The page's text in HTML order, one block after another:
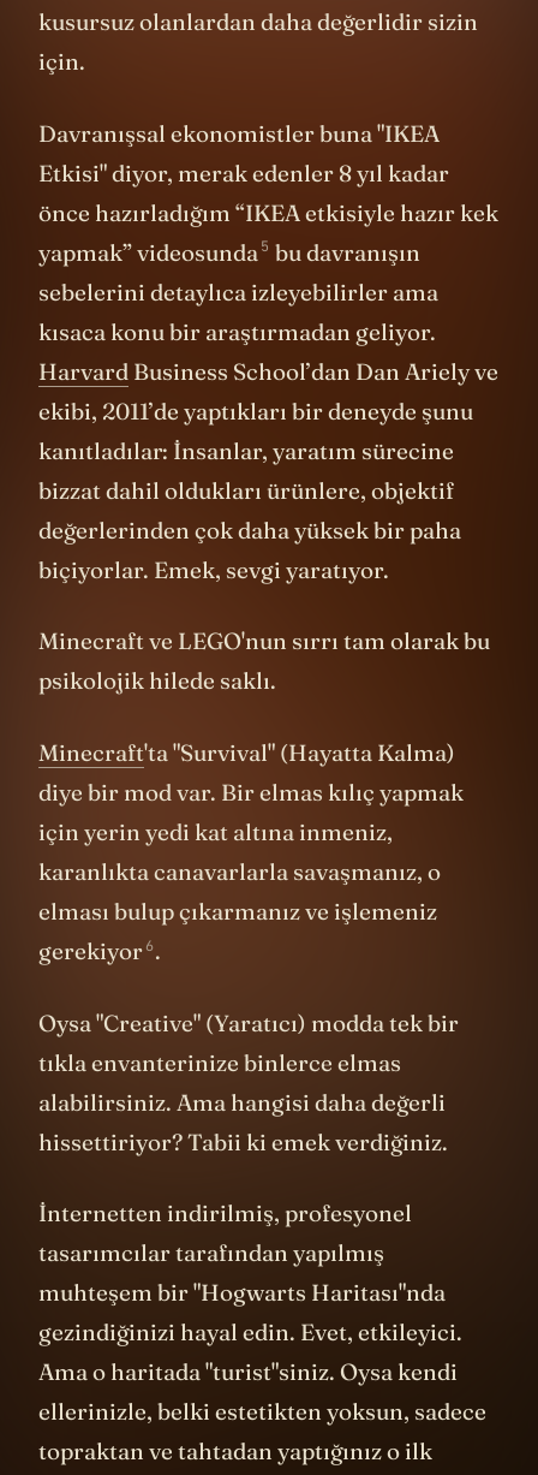
kusursuz olanlardan daha değerlidir sizin
için.
Davranışsal ekonomistler buna "IKEA
Etkisi" diyor, merak edenler 8 yıl kadar
önce hazırladığım “IKEA etkisiyle hazır kek
yapmak”videosunda 5 bu davranışın
sebelerini detaylıca izleyebilirler ama
kısaca konu bir araştırmadan geliyor.
Harvard Business School’dan Dan Ariely ve
ekibi, 2011’de yaptıkları bir deneyde şunu
kanıtladılar: İnsanlar, yaratım sürecine
bizzat dahil oldukları ürünlere, objektif
değerlerinden çok daha yüksek bir paha
biçiyorlar. Emek, sevgi yaratıyor.
Minecraft ve LEGO'nun sırrı tam olarak bu
psikolojik hilede saklı.
Minecraft'ta "Survival" (Hayatta Kalma)
diye bir mod var. Bir elmas kılıç yapmak
için yerin yedi kat altına inmeniz,
karanlıkta canavarlarla savaşmanız, o
elması bulup çıkarmanız ve işlemeniz
gerekiyor6.
Oysa "Creative" (Yaratıcı) modda tek bir
tıkla envanterinize binlerce elmas
alabilirsiniz. Ama hangisi daha değerli
hissettiriyor? Tabii ki emek verdiğiniz.
İnternetten indirilmiş, profesyonel
tasarımcılar tarafından yapılmış
muhteşem bir "Hogwarts Haritası"nda
gezindiğinizi hayal edin. Evet, etkileyici.
Ama o haritada "turist"siniz. Oysa kendi
ellerinizle, belki estetikten yoksun, sadece
topraktan ve tahtadan yaptığınız o ilk